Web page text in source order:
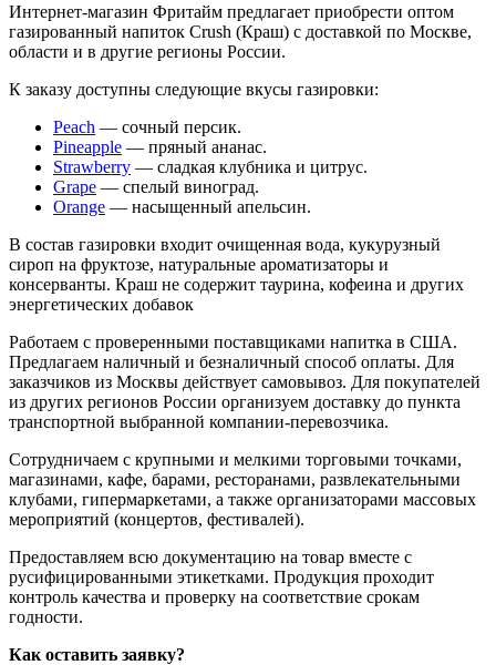
Интернет-магазин Фритайм предлагает приобрести оптом
газированный напиток Crush (Краш) с доставкой по Москве,
области и в другие регионы России.
К заказу доступны следующие вкусы газировки:
Peach — сочный персик.
Pineapple — пряный ананас.
Strawberry — сладкая клубника и цитрус.
Grape — спелый виноград.
Orange — насыщенный апельсин.
В состав газировки входит очищенная вода, кукурузный
сироп на фруктозе, натуральные ароматизаторы и
консерванты. Краш не содержит таурина, кофеина и других
энергетических добавок
Работаем с проверенными поставщиками напитка в США.
Предлагаем наличный и безналичный способ оплаты. Для
заказчиков из Москвы действует самовывоз. Для покупателей
из других регионов России организуем доставку до пункта
транспортной выбранной компании-перевозчика.
Сотрудничаем с крупными и мелкими торговыми точками,
магазинами, кафе, барами, ресторанами, развлекательными
клубами, гипермаркетами, а также организаторами массовых
мероприятий (концертов, фестивалей).
Предоставляем всю документацию на товар вместе с
русифицированными этикетками. Продукция проходит
контроль качества и проверку на соответствие срокам
годности.
Как оставить заявку?